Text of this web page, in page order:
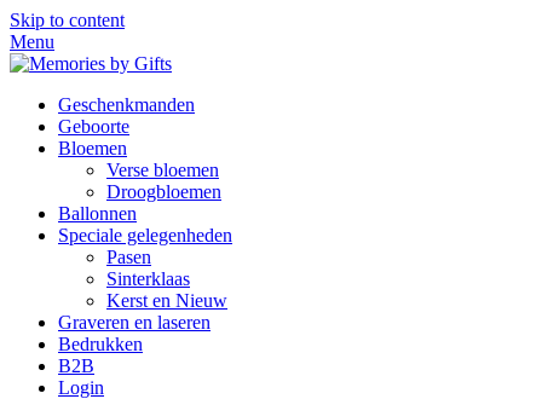
Skip to content
Menu
Geschenkmanden
Geboorte
Bloemen
Verse bloemen
Droogbloemen
Ballonnen
Speciale gelegenheden
Pasen
Sinterklaas
Kerst en Nieuw
Graveren en laseren
Bedrukken
B2B
Login